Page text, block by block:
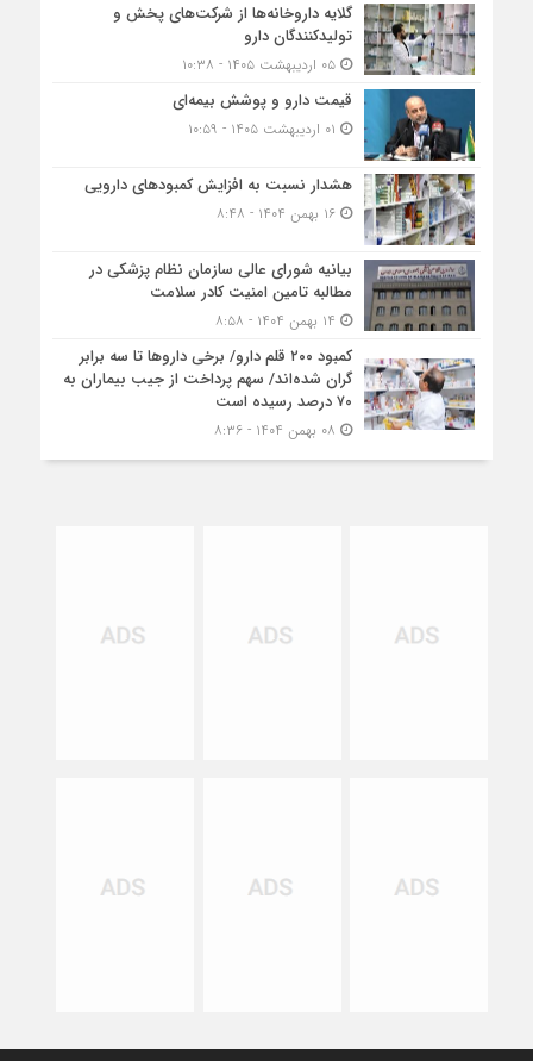
گلایه داروخانه‌ها از شرکت‌های پخش و
تولیدکنندگان دارو
۰۵ اردیبهشت ۱۴۰۵ - ۱۰:۳۸
قیمت دارو و پوشش بیمه‌ای
هشدار نسبت به افزایش کمبودهای دارویی
۱۶ بهمن ۱۴۰۴ - ۸:۴۸
بیانیه شورای عالی سازمان نظام پزشکی در
مطالبه تامین امنیت کادر سلامت
کمبود ۲۰۰ قلم دارو/ برخی داروها تا سه برابر
گران شده‌اند/ سهم پرداخت از جیب بیماران به
۷۰ درصد رسیده است